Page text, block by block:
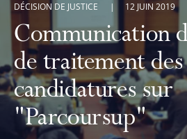
Communication
de traitement des
candidatures sur
"Parcoursup"
DÉCISION DE JUSTICE 12 JUIN 2019